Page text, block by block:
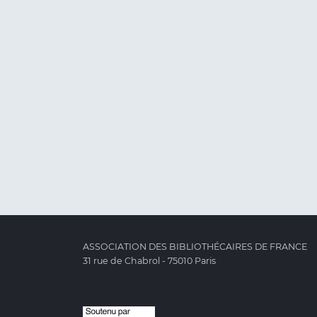
ASSOCIATION DES BIBLIOTHÉCAIRES DE FRANCE
31 rue de Chabrol - 75010 Paris